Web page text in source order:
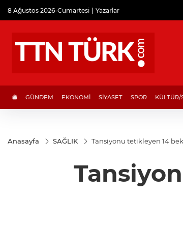
8 Ağustos 2026-Cumartesi Yazarlar
GÜNDEM EKONOMİ SİYASET SPOR KÜLTÜR/
Anasayfa SAĞLIK Tansiyonu tetikleyen 14